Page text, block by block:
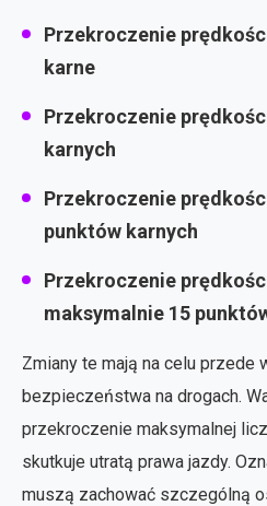
Przekroczenie
karne
Przekroczenie
karnych
Przekroczenie
punktów karnych
Przekroczenie
maksymalnie 15
Zmiany te mają na celu przede
bezpieczeństwa na drogach.
przekroczenie maksymalnej
skutkuje utratą prawa jazdy.
muszą zachować szczególną